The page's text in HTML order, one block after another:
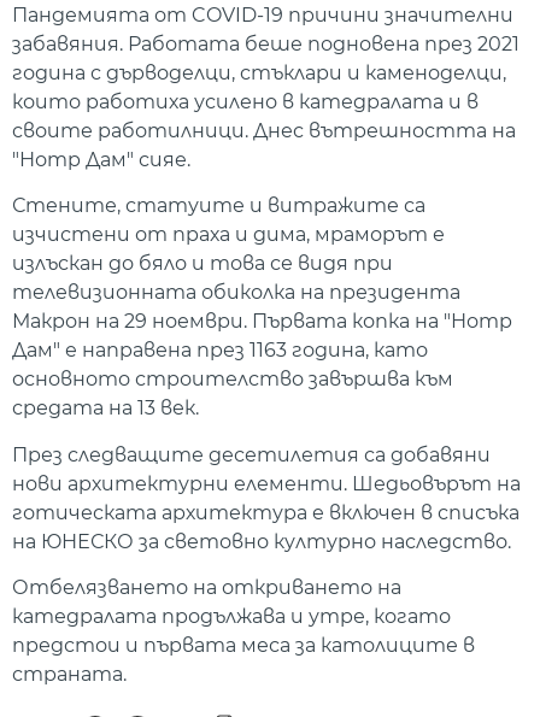
Пандемията от COVID-19 причини значителни
забавяния. Работата беше подновена през 2021
година с дърводелци, стъклари и каменоделци,
които работиха усилено в катедралата и в
своите работилници. Днес вътрешността на
"Нотр Дам" сияе.
Стените, статуите и витражите са
изчистени от праха и дима, мраморът е
излъскан до бяло и това се видя при
телевизионната обиколка на президента
Макрон на 29 ноември. Първата копка на "Нотр
Дам" е направена през 1163 година, като
основното строителство завършва към
средата на 13 век.
През следващите десетилетия са добавяни
нови архитектурни елементи. Шедьовърът на
готическата архитектура е включен в списъка
на ЮНЕСКО за световно културно наследство.
Отбелязването на откриването на
катедралата продължава и утре, когато
предстои и първата меса за католиците в
страната.